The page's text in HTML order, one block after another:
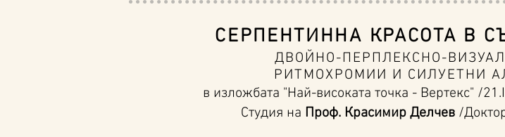
СЕРПЕНТИННА КРАСОТА В
ДВОЙНО-ПЕРПЛЕКСНО-
РИТМОХРОМИИ И СИЛУЕТНИ
в изложбата "Най-високата точка - Вертекс" /
Студия на Проф. Красимир Делчев/